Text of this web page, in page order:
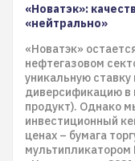
«Новатэк»:
«нейтрально»
«Новатэк»
нефтегазовом
уникальную
диверсификацию в
продукт). Однако
инвестиционный
ценах – бумага